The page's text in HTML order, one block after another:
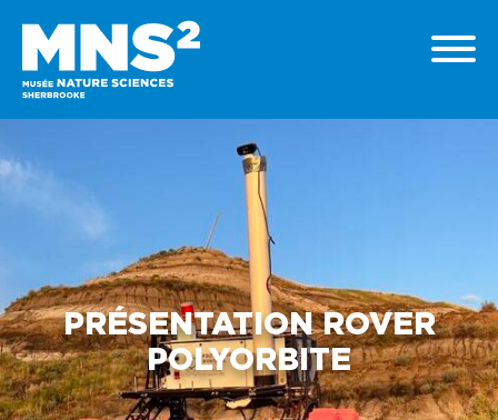
PRÉSENTATION ROVER
POLYORBITE